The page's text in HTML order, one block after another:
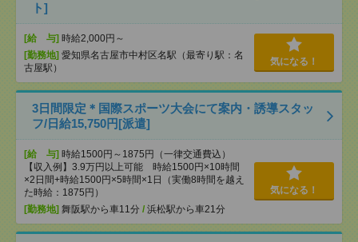
ト]
[給 与] 時給2,000円～
[勤務地] 愛知県名古屋市中村区名駅（最寄り駅：名
古屋駅）
気になる！
3日間限定＊国際スポーツ大会にて案内・誘導スタッ
フ/日給15,750円[派遣]
[給 与] 時給1500円～1875円（一律交通費込）
【収入例】3.9万円以上可能 時給1500円×10時間
×2日間+時給1500円×5時間×1日（実働8時間を越え
た時給：1875円）
[勤務地] 舞阪駅から車11分 / 浜松駅から車21分
気になる！